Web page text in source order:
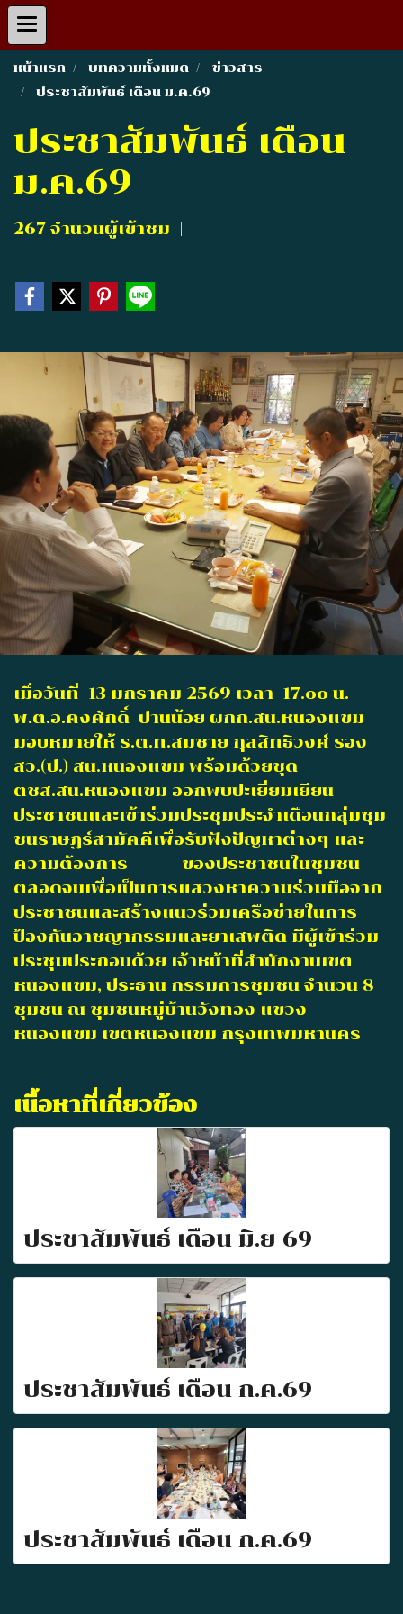
หน้าแรก บทความทั้งหมด
ข่าวสาร
ประชาสัมพันธ์ เดือน ม.ค.69
ประชาสัมพันธ์ เดือน
ม.ค.69
267 จำนวนผู้เข้าชม
เมื่อวันที่ 13 มกราคม 2569 เวลา 17.๐๐ น.
พ.ต.อ.คงศักดิ์ ปานน้อย ผกก.สน.หนองแขม
มอบหมายให้ ร.ต.ท.สมชาย กุลสิทธิวงศ์ รอง
สว.(ป.) สน.หนองแขม พร้อมด้วยชุด
ตชส.สน.หนองแขม ออกพบปะเยี่ยมเยียน
ประชาชนและเข้าร่วมประชุมประจำเดือนกลุ่มชุม
ชนราษฏร์สามัคคีเพื่อรับฟังปัญหาต่างๆ และ
ความต้องการ ของประชาชนในชุมชน
ตลอดจนเพื่อเป็นการแสวงหาความร่วมมือจาก
ประชาชนและสร้างแนวร่วมเครือข่ายในการ
ป้องกันอาชญากรรมและยาเสพติด มีผู้เข้าร่วม
ประชุมประกอบด้วย เจ้าหน้าที่สำนักงานเขต
หนองแขม, ประธาน กรรมการชุมชน จำนวน 8
ชุมชน ณ ชุมชนหมู่บ้านวังทอง แขวง
หนองแขม เขตหนองแขม กรุงเทพมหานคร
เนื้อหาที่เกี่ยวข้อง
ประชาสัมพันธ์ เดือน มิ.ย 69
ประชาสัมพันธ์ เดือน ก.ค.69
ประชาสัมพันธ์ เดือน ก.ค.69